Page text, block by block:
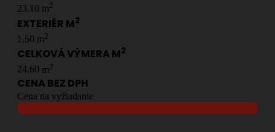
23.10 m2
EXTERIÉR M2
1.50 m2
CELKOVÁ VÝMERA M2
24.60 m2
CENA BEZ DPH
Cena na vyžiadanie